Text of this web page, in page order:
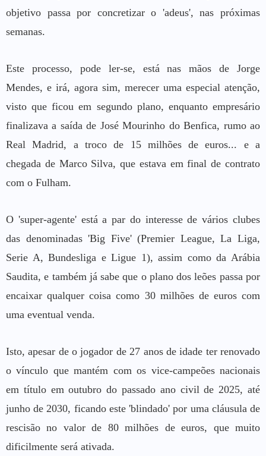
objetivo passa por concretizar o 'adeus', nas próximas
semanas.
Este processo, pode ler-se, está nas mãos de Jorge
Mendes, e irá, agora sim, merecer uma especial atenção,
visto que ficou em segundo plano, enquanto empresário
finalizava a saída de José Mourinho do Benfica, rumo ao
Real Madrid, a troco de 15 milhões de euros... e a
chegada de Marco Silva, que estava em final de contrato
com o Fulham.
O 'super-agente' está a par do interesse de vários clubes
das denominadas 'Big Five' (Premier League, La Liga,
Serie A, Bundesliga e Ligue 1), assim como da Arábia
Saudita, e também já sabe que o plano dos leões passa por
encaixar qualquer coisa como 30 milhões de euros com
uma eventual venda.
Isto, apesar de o jogador de 27 anos de idade ter renovado
o vínculo que mantém com os vice-campeões nacionais
em título em outubro do passado ano civil de 2025, até
junho de 2030, ficando este 'blindado' por uma cláusula de
rescisão no valor de 80 milhões de euros, que muito
dificilmente será ativada.